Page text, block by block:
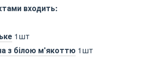
входить:
1шт
з білою м'якоттю 1шт